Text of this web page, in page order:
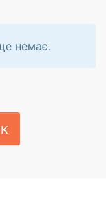
немає.